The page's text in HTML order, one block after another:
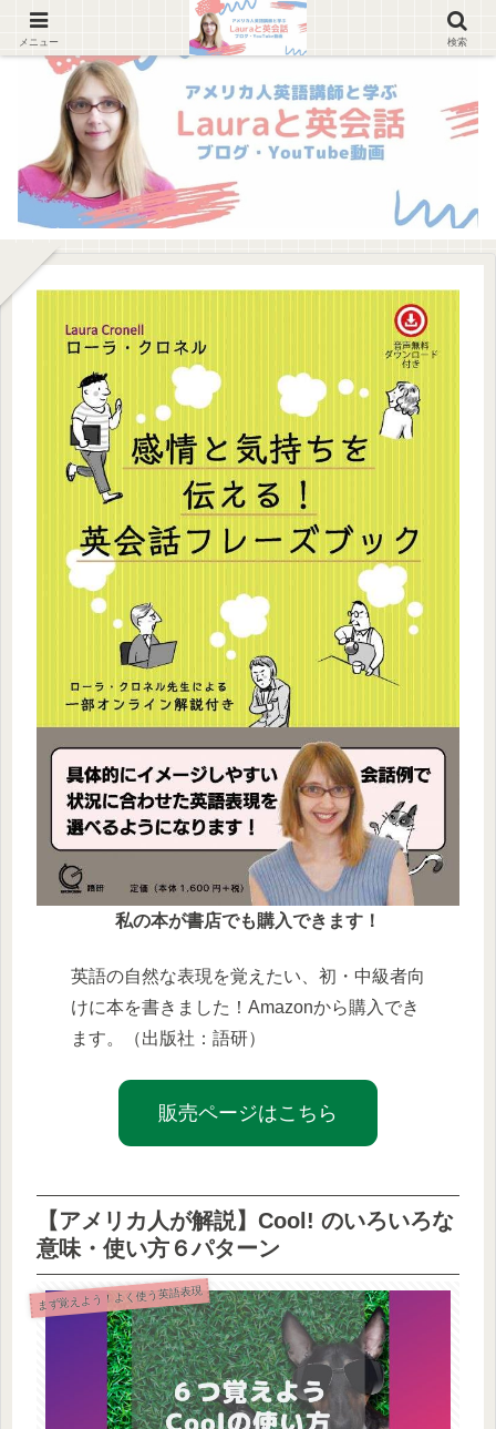
私の本が書店でも購入できます！
英語の自然な表現を覚えたい、初・中級者向
けに本を書きました！Amazonから購入でき
ます。（出版社：語研）
販売ページはこちら
【アメリカ人が解説】Cool! のいろいろな
意味・使い方６パターン
まず覚えよう！よく使う英語表現
メニュー 検索